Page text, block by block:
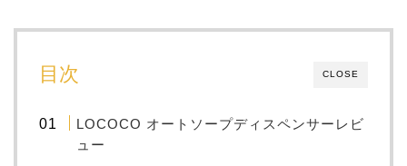
CLOSE
目次
LOCOCO オートソープディスペンサーレビ
ュー